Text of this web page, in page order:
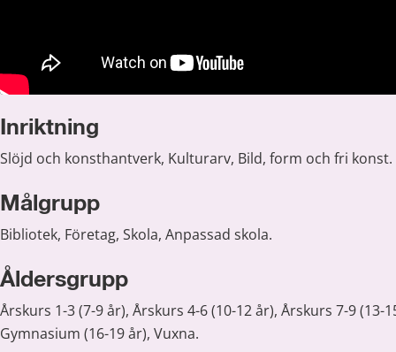
Inriktning
Slöjd och konsthantverk, Kulturarv, Bild, form och fri konst.
Målgrupp
Bibliotek, Företag, Skola, Anpassad skola.
Åldersgrupp
Årskurs 1-3 (7-9 år), Årskurs 4-6 (10-12 år), Årskurs 7-9 (13-
Gymnasium (16-19 år), Vuxna.